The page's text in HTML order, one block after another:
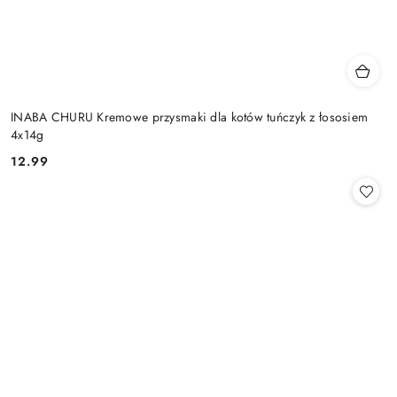
INABA CHURU Kremowe przysmaki dla kotów tuńczyk z łososiem
4x14g
Cena:
12.99